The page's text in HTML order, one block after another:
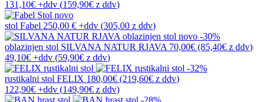
131,10€ +ddv (159,90€ z ddv)
novo
stol Fabel 250,00 € +ddv (305,00 z ddv)
novo -30%
oblazinjen stol SILVANA NATUR RJAVA 70,00€ (85,40€ z ddv)
49,10€ +ddv (59,90€ z ddv)
-32%
rustikalni stol FELIX 180,00€ (219,60€ z ddv)
122,90€ +ddv (149,90€ z ddv)